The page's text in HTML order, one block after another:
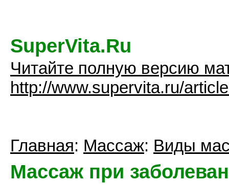
SuperVita.Ru
Читайте полную версию
http://www.supervita.ru/
Главная: Массаж: Виды
Массаж при